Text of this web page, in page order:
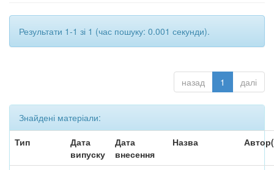
Результати 1-1 зі 1 (час пошуку: 0.001 секунди).
назад 1 далі
Знайдені матеріали:
Тип
Дата
випуску
Дата
внесення
Назва